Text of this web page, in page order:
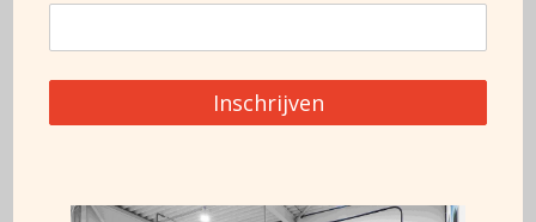
Inschrijven